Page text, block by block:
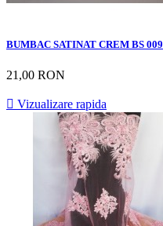
BUMBAC SATINAT CREM BS 009
21,00 RON
 Vizualizare rapida